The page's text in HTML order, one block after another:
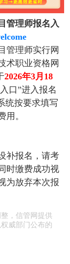
管理师报名入
管理师实行网
术职业资格网
2026年3月18
口”进入报名
统按要求填写
用。
补报名，请考
时缴费成功视
为放弃本次报
，信管网提供
威部门公布的